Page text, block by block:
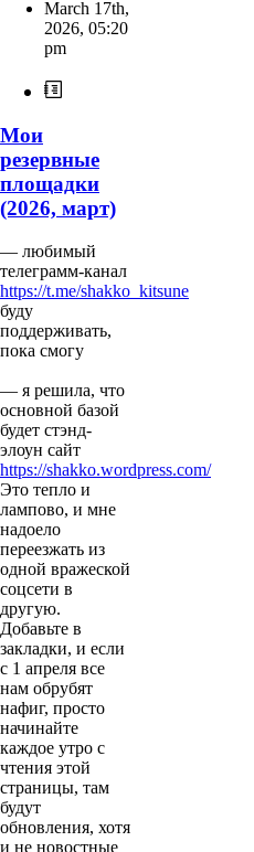
March 17th,
2026, 05:20
pm
Мои
резервные
площадки
(2026, март)
— любимый
телеграмм-канал
https://t.me/shakko_kitsune
буду
поддерживать,
пока смогу
— я решила, что
основной базой
будет стэнд-
элоун сайт
https://shakko.wordpress.com/
Это тепло и
лампово, и мне
надоело
переезжать из
одной вражеской
соцсети в
другую.
Добавьте в
закладки, и если
с 1 апреля все
нам обрубят
нафиг, просто
начинайте
каждое утро с
чтения этой
страницы, там
будут
обновления, хотя
и не новостные